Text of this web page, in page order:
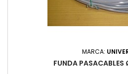
MARCA:
FUNDA